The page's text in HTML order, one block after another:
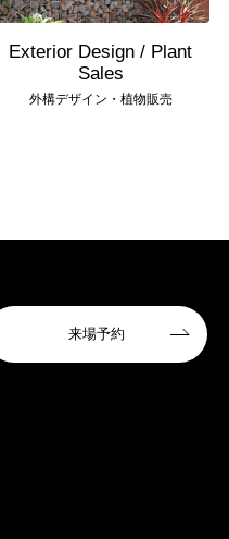
Exterior Design / Plant
Sales
外構デザイン・植物販売
来場予約